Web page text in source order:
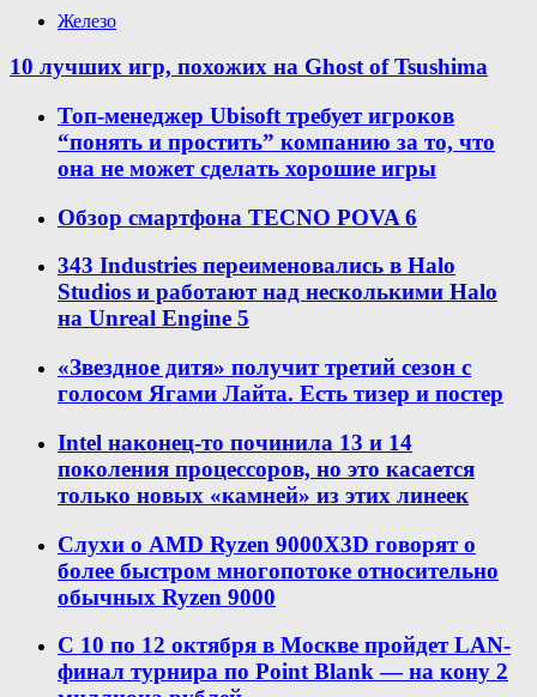
Железо
10 лучших игр, похожих на Ghost of Tsushima
Топ-менеджер Ubisoft требует игроков
“понять и простить” компанию за то, что
она не может сделать хорошие игры
Обзор смартфона TECNO POVA 6
343 Industries переименовались в Halo
Studios и работают над несколькими Halo
на Unreal Engine 5
«Звездное дитя» получит третий сезон с
голосом Ягами Лайта. Есть тизер и постер
Intel наконец-то починила 13 и 14
поколения процессоров, но это касается
только новых «камней» из этих линеек
Слухи о AMD Ryzen 9000X3D говорят о
более быстром многопотоке относительно
обычных Ryzen 9000
С 10 по 12 октября в Москве пройдет LAN-
финал турнира по Point Blank — на кону 2